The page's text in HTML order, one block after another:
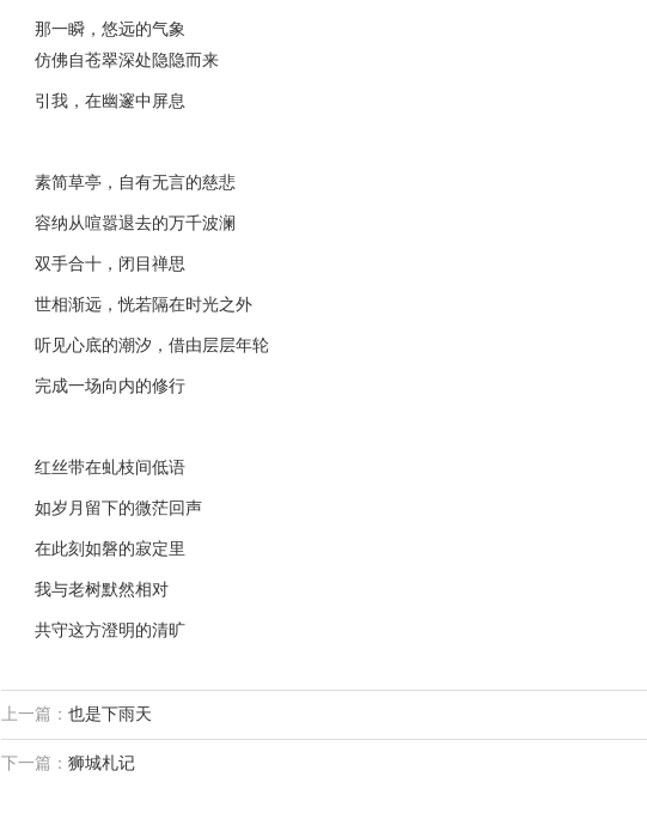
那一瞬，悠远的气象
仿佛自苍翠深处隐隐而来
引我，在幽邃中屏息
素简草亭，自有无言的慈悲
容纳从喧嚣退去的万千波澜
双手合十，闭目禅思
世相渐远，恍若隔在时光之外
听见心底的潮汐，借由层层年轮
完成一场向内的修行
红丝带在虬枝间低语
如岁月留下的微茫回声
在此刻如磐的寂定里
我与老树默然相对
共守这方澄明的清旷
上一篇： 也是下雨天
下一篇： 狮城札记